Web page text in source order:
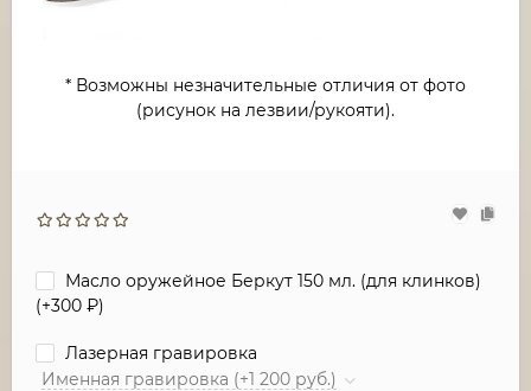
* Возможны незначительные отличия от фото
(рисунок на лезвии/рукояти).
Масло оружейное Беркут 150 мл. (для клинков)
(+300 ₽)
Лазерная гравировка
Именная гравировка (+1 200 руб.)